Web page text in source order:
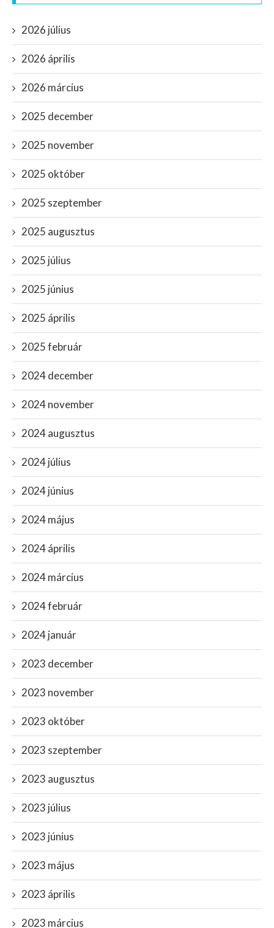
2026 július
2026 április
2026 március
2025 december
2025 november
2025 október
2025 szeptember
2025 augusztus
2025 július
2025 június
2025 április
2025 február
2024 december
2024 november
2024 augusztus
2024 július
2024 június
2024 május
2024 április
2024 március
2024 február
2024 január
2023 december
2023 november
2023 október
2023 szeptember
2023 augusztus
2023 július
2023 június
2023 május
2023 április
2023 március